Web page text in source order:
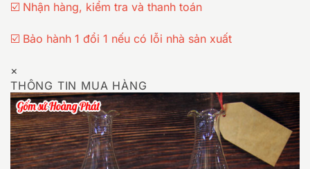
☑️ Nhận hàng, kiểm tra và thanh toán
☑️ Bảo hành 1 đổi 1 nếu có lỗi nhà sản xuất
×
THÔNG TIN MUA HÀNG